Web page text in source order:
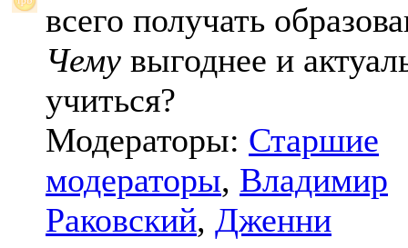
всего получать
Чему выгоднее и
учиться?
Модераторы: Старшие
модераторы, Владимир
Раковский, Дженни